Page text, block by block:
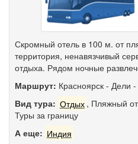
Скромный отель в 100 м. от
территория, ненавязчивый
отдыха. Рядом ночные
Маршрут: Красноярск - Дели -
Вид тура: Отдых , Пляжный
Туры за границу
А еще: Индия